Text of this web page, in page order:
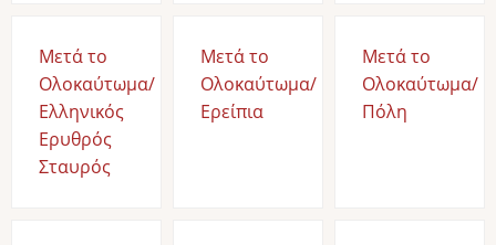
Μετά το
Ολοκαύτωμα/
Ελληνικός
Ερυθρός
Σταυρός
Μετά το
Ολοκαύτωμα/
Ερείπια
Μετά το
Ολοκαύτωμα/
Πόλη